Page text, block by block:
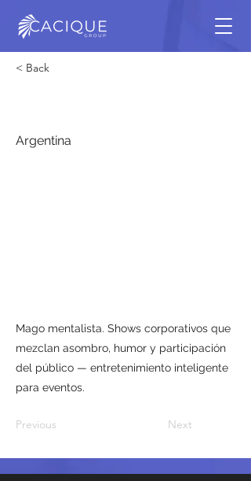
< Back
Argentina
Mago mentalista. Shows corporativos que
mezclan asombro, humor y participación
del público — entretenimiento inteligente
para eventos.
Previous Next